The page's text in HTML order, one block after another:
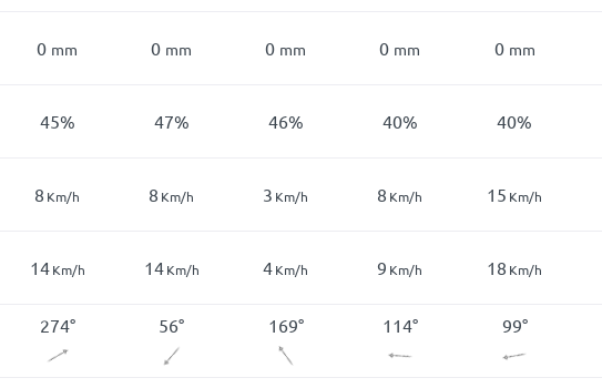
0 mm 0 mm 0 mm 0 mm 0 mm
45% 47% 46% 40% 40%
8 Km/h 8 Km/h 3 Km/h 8 Km/h 15 Km/h
14 Km/h 14 Km/h 4Km/h 9 Km/h 18 Km/h
274° 56° 169° 114° 99°